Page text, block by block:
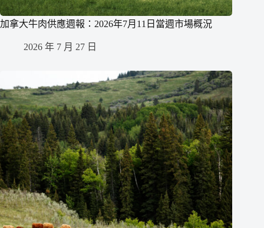
加拿大牛肉供應週報：2026年7月11日當週市場概況
2026 年 7 月 27 日